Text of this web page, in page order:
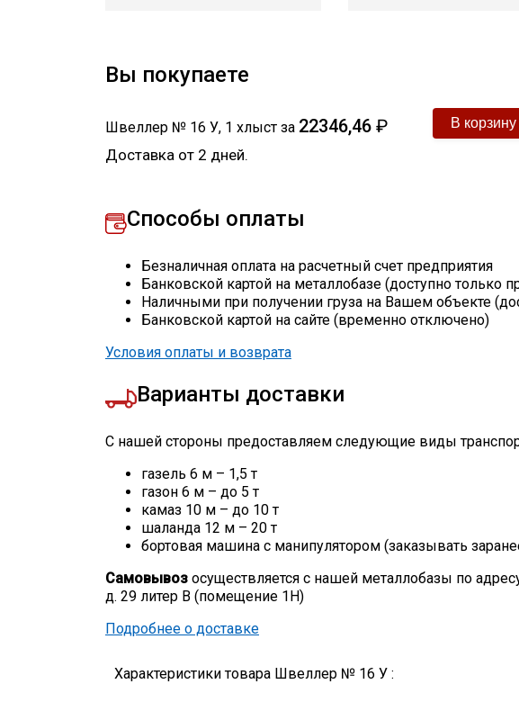
Вы покупаете
Швеллер № 16 У, 1 хлыст за 22346,46 ₽
Доставка от 2 дней.
Способы оплаты
Безналичная оплата на расчетный счет предприятия
Банковской картой на металлобазе (доступно только
Наличными при получении груза на Вашем объекте
Банковской картой на сайте (временно отключено)
Условия оплаты и возврата
Варианты доставки
С нашей стороны предоставляем следующие виды
газель 6 м – 1,5 т
газон 6 м – до 5 т
камаз 10 м – до 10 т
шаланда 12 м – 20 т
бортовая машина с манипулятором (заказывать
Самовывоз осуществляется с нашей металлобазы по
д. 29 литер В (помещение 1Н)
Подробнее о доставке
Характеристики товара Швеллер № 16 У :